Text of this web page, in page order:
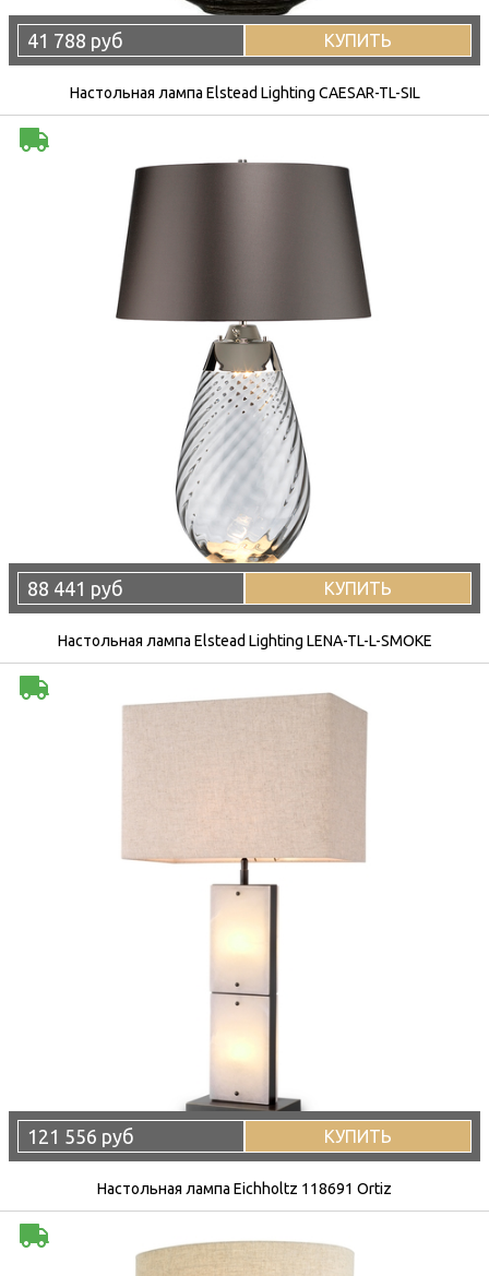
41 788 руб КУПИТЬ
Настольная лампа Elstead Lighting CAESAR-TL-SIL
88 441 руб КУПИТЬ
Настольная лампа Elstead Lighting LENA-TL-L-SMOKE
121 556 руб КУПИТЬ
Настольная лампа Eichholtz 118691 Ortiz